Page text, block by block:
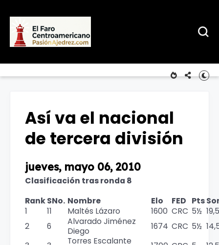
Así va el nacional
de tercera división
jueves, mayo 06, 2010
Clasificación tras ronda 8
RankSNo. Nombre Elo FED Pts
1
11 Maltés Lázaro 1600 CRC 5½
2
6
Alvarado Jiménez
Diego
1674 CRC 5½
Torres Escalante